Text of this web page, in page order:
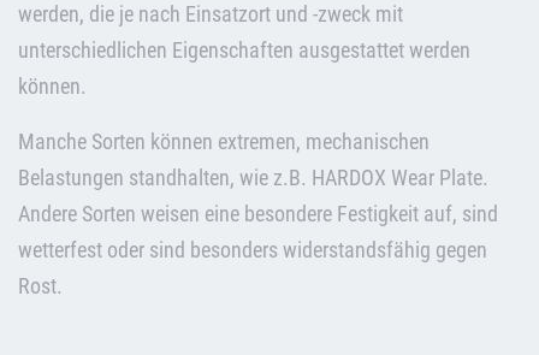
werden, die je nach Einsatzort und -zweck mit
unterschiedlichen Eigenschaften ausgestattet werden
können.
Manche Sorten können extremen, mechanischen
Belastungen standhalten, wie z.B. HARDOX Wear Plate.
Andere Sorten weisen eine besondere Festigkeit auf, sind
wetterfest oder sind besonders widerstandsfähig gegen
Rost.